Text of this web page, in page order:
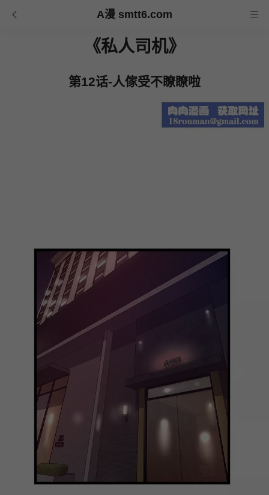
A漫 smtt6.com
《私人司机》
第12话-人傢受不瞭瞭啦